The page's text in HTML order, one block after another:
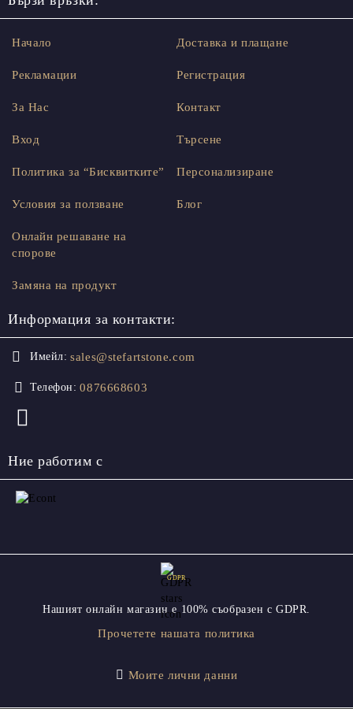
Начало
Рекламации
За Нас
Вход
Доставка и плащане
Регистрация
Контакт
Търсене
Политика за “Бисквитките”
Условия за ползване
Онлайн решаване на
спорове
Замяна на продукт
Персонализиране
Блог
Информация за контакти:
Имейл: sales@stefartstone.com
Телефон: 0876668603
Ние работим с
GDPR
Нашият онлайн магазин е 100% съобразен с GDPR.
Прочетете нашата политика
Моите лични данни